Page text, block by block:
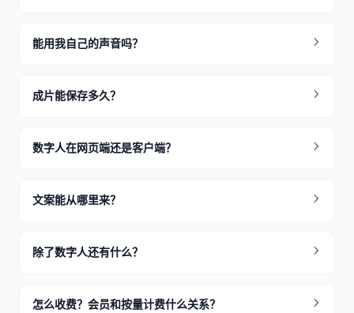
能用我自己的声音吗？
成片能保存多久？
数字人在网页端还是客户端？
文案能从哪里来？
除了数字人还有什么？
怎么收费？会员和按量计费什么关系？